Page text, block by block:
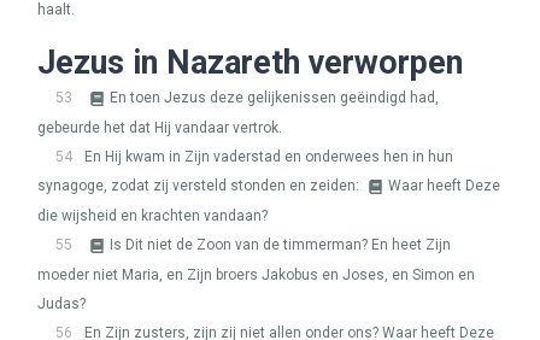
haalt.
Jezus in Nazareth verworpen
53
En toen Jezus deze gelijkenissen geëindigd had,
gebeurde het dat Hij vandaar vertrok.
54
En Hij kwam in Zijn vaderstad en onderwees hen in hun
synagoge, zodat zij versteld stonden en zeiden:
Waar heeft Deze
die wijsheid en krachten vandaan?
55
Is Dit niet de Zoon van de timmerman? En heet Zijn
moeder niet Maria, en Zijn broers Jakobus en Joses, en Simon en
Judas?
56
En Zijn zusters, zijn zij niet allen onder ons? Waar heeft Deze